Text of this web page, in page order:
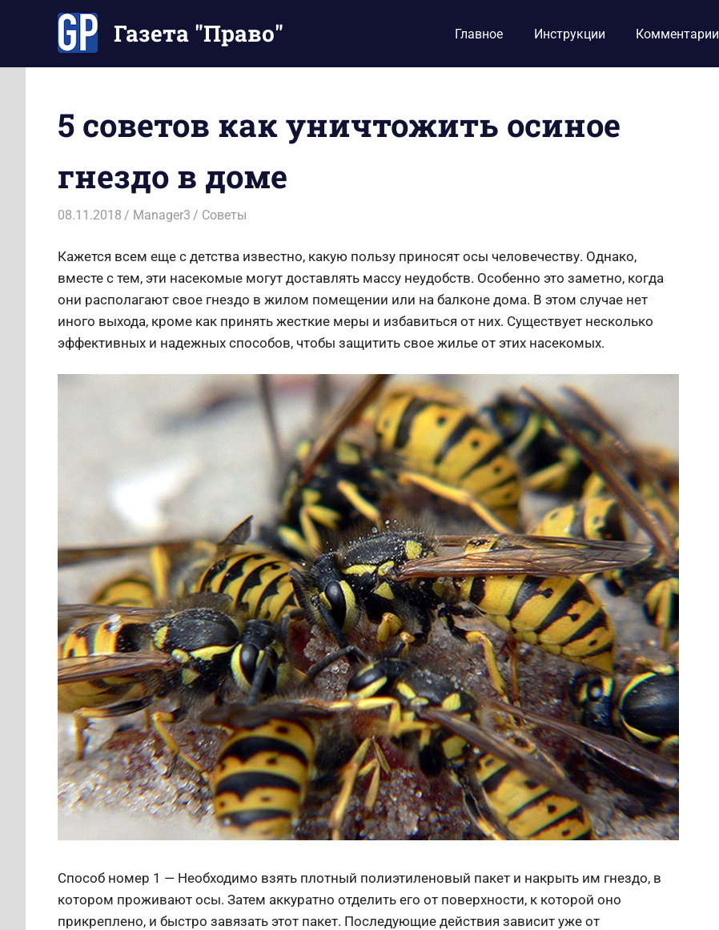
содержимому
Газета "Право"
Ваше
время
Главное Инструкции Комментарии
5 советов как уничтожить осиное
гнездо в доме
08.11.2018 Manager3 Советы
Кажется всем еще с детства известно, какую пользу приносят осы человечеству. Однако,
вместе с тем, эти насекомые могут доставлять массу неудобств. Особенно это заметно, когда
они располагают свое гнездо в жилом помещении или на балконе дома. В этом случае нет
иного выхода, кроме как принять жесткие меры и избавиться от них. Существует несколько
эффективных и надежных способов, чтобы защитить свое жилье от этих насекомых.
Способ номер 1 — Необходимо взять плотный полиэтиленовый пакет и накрыть им гнездо, в
котором проживают осы. Затем аккуратно отделить его от поверхности, к которой оно
прикреплено, и быстро завязать этот пакет. Последующие действия зависит уже от